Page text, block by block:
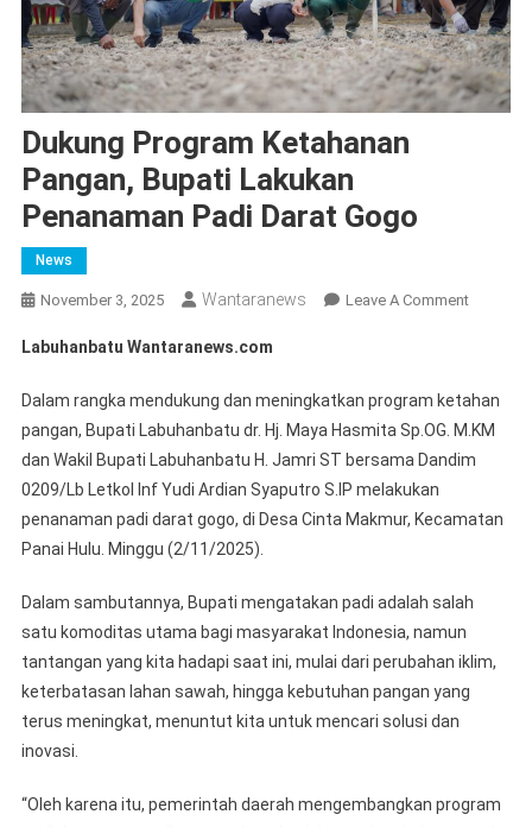
Dukung Program Ketahanan
Pangan, Bupati Lakukan
Penanaman Padi Darat Gogo
News
November 3, 2025 Wantaranews Leave A CommentOn
Pangan,
Bupati
Lakukan
Padi
Labuhanbatu Wantaranews.com
Dalam rangka mendukung dan meningkatkan program ketahan
pangan, Bupati Labuhanbatu dr. Hj. Maya Hasmita Sp.OG. M.KM
dan Wakil Bupati Labuhanbatu H. Jamri ST bersama Dandim
0209/Lb Letkol Inf Yudi Ardian Syaputro S.IP melakukan
penanaman padi darat gogo, di Desa Cinta Makmur, Kecamatan
Panai Hulu. Minggu (2/11/2025).
Dalam sambutannya, Bupati mengatakan padi adalah salah
satu komoditas utama bagi masyarakat Indonesia, namun
tantangan yang kita hadapi saat ini, mulai dari perubahan iklim,
keterbatasan lahan sawah, hingga kebutuhan pangan yang
terus meningkat, menuntut kita untuk mencari solusi dan
inovasi.
“Oleh karena itu, pemerintah daerah mengembangkan program